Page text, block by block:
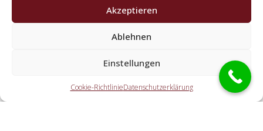
Akzeptieren
Ablehnen
Einstellungen
Cookie-RichtlinieDatenschutzerklärung
Welche Aufgaben übernehmen die Partner der
Die Partner übernehmen alle Leistungen, die Sie von einem